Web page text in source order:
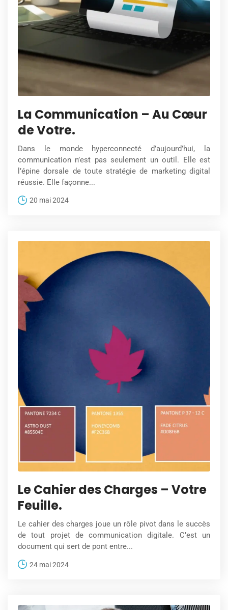
La Communication – Au Cœur
de Votre.
Dans le monde hyperconnecté d’aujourd’hui, la
communication n’est pas seulement un outil. Elle est
l’épine dorsale de toute stratégie de marketing digital
réussie. Elle façonne...
20 mai 2024
Le Cahier des Charges – Votre
Feuille.
Le cahier des charges joue un rôle pivot dans le succès
de tout projet de communication digitale. C’est un
document qui sert de pont entre...
24 mai 2024